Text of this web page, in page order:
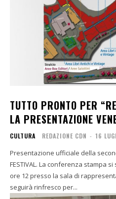
TUTTO PRONTO PER
LA PRESENTAZIONE
CULTURA REDAZIONE CDN - 16
Presentazione ufficiale della
FESTIVAL. La conferenza stampa
ore 12 presso la sala di
seguirà rinfresco per...